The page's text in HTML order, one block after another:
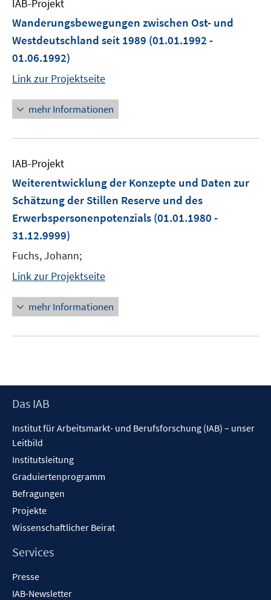
IAB-Projekt
Wanderungsbewegungen zwischen Ost- und
Westdeutschland seit 1989 (01.01.1992 -
01.06.1992)
Link zur Projektseite
mehr Informationen
IAB-Projekt
Weiterentwicklung der Konzepte und Daten zur
Schätzung der Stillen Reserve und des
Erwerbspersonenpotenzials (01.01.1980 -
31.12.9999)
Fuchs, Johann;
Link zur Projektseite
mehr Informationen
Footer
Das IAB
Institut für Arbeitsmarkt- und Berufsforschung (IAB) – unser
Leitbild
Institutsleitung
Graduiertenprogramm
Befragungen
Projekte
Wissenschaftlicher Beirat
Services
Presse
IAB-Newsletter